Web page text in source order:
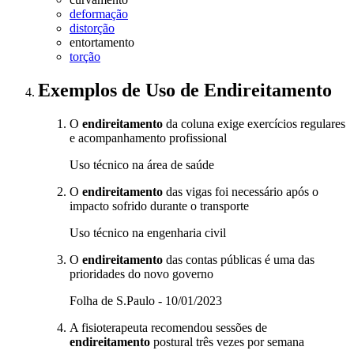
deformação
distorção
entortamento
torção
Exemplos de Uso de Endireitamento
O endireitamento da coluna exige exercícios regulares
e acompanhamento profissional
Uso técnico na área de saúde
O endireitamento das vigas foi necessário após o
impacto sofrido durante o transporte
Uso técnico na engenharia civil
O endireitamento das contas públicas é uma das
prioridades do novo governo
Folha de S.Paulo - 10/01/2023
A fisioterapeuta recomendou sessões de
endireitamento postural três vezes por semana